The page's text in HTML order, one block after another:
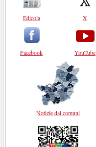
Edicola
Facebook
X
YouTube
Notizie dai comuni